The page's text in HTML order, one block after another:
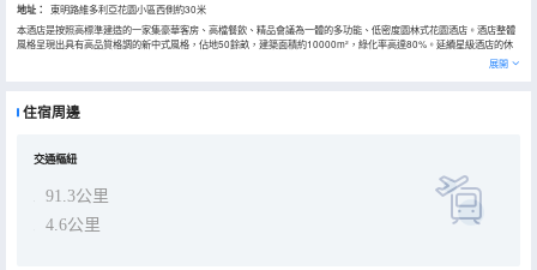
地址：
東明路維多利亞花園小區西側約30米
本酒店是按照高標準建造的一家集豪華客房、高檔餐飲、精品會議為一體的多功能、低密度園林式花園酒店。酒店整體
風格呈現出具有高品質格調的新中式風格，佔地50餘畝，建築面積約10000m²，綠化率高達80%。延續星級酒店的休
閒住宿、商務洽談、餐飲、會議等功能，更注重賓客體驗層面的感受，酒店擁有豪華標準間、豪華單人間、觀景房、湖
景房、豪華套房、婚嫁套房。擁有餐飲包間，會議室，與之配套的多功能廳、高檔餐廳等服務項目。 酒店地處生態優美
展開
住宿周邊
交通樞紐
91.3公里
4.6公里